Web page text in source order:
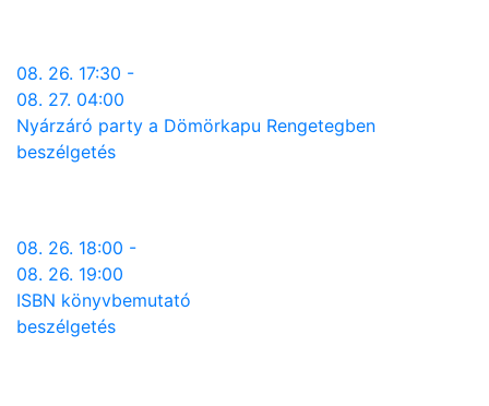
08. 26. 17:30 -
08. 27. 04:00
Nyárzáró party a Dömörkapu Rengetegben
beszélgetés
08. 26. 18:00 -
08. 26. 19:00
ISBN könyvbemutató
beszélgetés